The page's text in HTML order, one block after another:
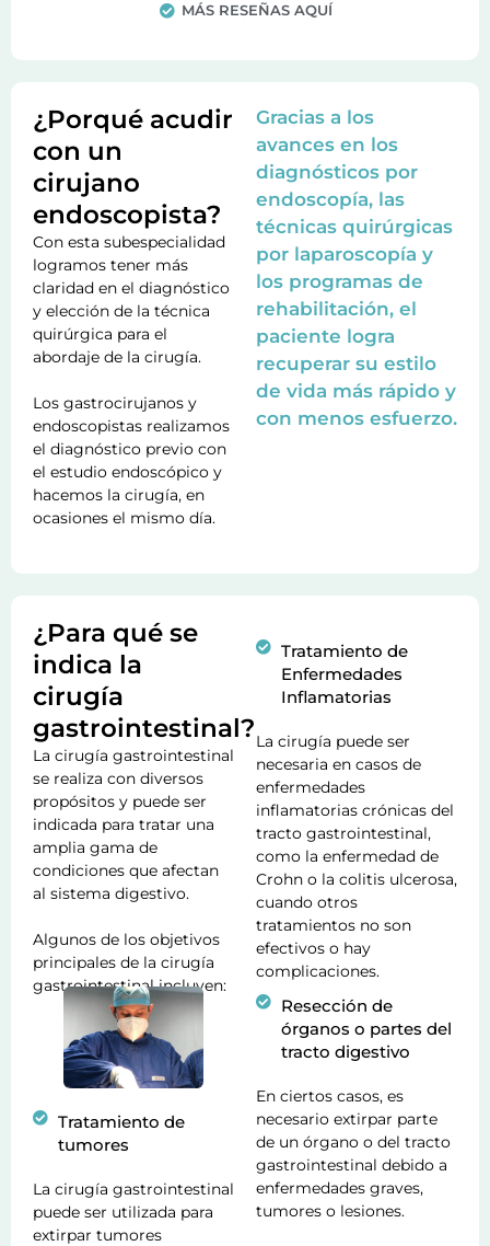
MÁS RESEÑAS AQUÍ
¿Porqué acudir
con un
cirujano
endoscopista?
Con esta subespecialidad
logramos tener más
claridad en el diagnóstico
y elección de la técnica
quirúrgica para el
abordaje de la cirugía.
Los gastrocirujanos y
endoscopistas realizamos
el diagnóstico previo con
el estudio endoscópico y
hacemos la cirugía, en
ocasiones el mismo día.
Gracias a los
avances en los
diagnósticos por
endoscopía, las
técnicas quirúrgicas
por laparoscopía y
los programas de
rehabilitación, el
paciente logra
recuperar su estilo
de vida más rápido y
con menos esfuerzo.
¿Para qué se
indica la
cirugía
gastrointestinal?
La cirugía gastrointestinal
se realiza con diversos
propósitos y puede ser
indicada para tratar una
amplia gama de
condiciones que afectan
al sistema digestivo.
Algunos de los objetivos
principales de la cirugía
gastrointestinal incluyen:
Tratamiento de
tumores
La cirugía gastrointestinal
puede ser utilizada para
extirpar tumores
Tratamiento de
Enfermedades
Inflamatorias
La cirugía puede ser
necesaria en casos de
enfermedades
inflamatorias crónicas del
tracto gastrointestinal,
como la enfermedad de
Crohn o la colitis ulcerosa,
cuando otros
tratamientos no son
efectivos o hay
complicaciones.
Resección de
órganos o partes del
tracto digestivo
En ciertos casos, es
necesario extirpar parte
de un órgano o del tracto
gastrointestinal debido a
enfermedades graves,
tumores o lesiones.